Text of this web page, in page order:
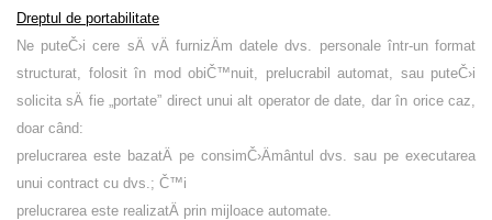
Dreptul de portabilitate
Ne puteČ›i cere sÄ vÄ furnizÄm datele dvs. personale într-un format
structurat, folosit în mod obiČ™nuit, prelucrabil automat, sau puteČ›i
solicita sÄ fie „portate” direct unui alt operator de date, dar în orice caz,
doar când:
prelucrarea este bazatÄ pe consimČ›Ämântul dvs. sau pe executarea
unui contract cu dvs.; Č™i
prelucrarea este realizatÄ prin mijloace automate.